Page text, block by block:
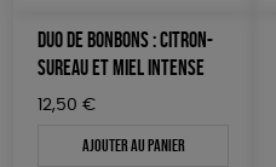
DUO DE BONBONS : CITRON-
SUREAU ET MIEL INTENSE
12,50 €
Ajouter au panier